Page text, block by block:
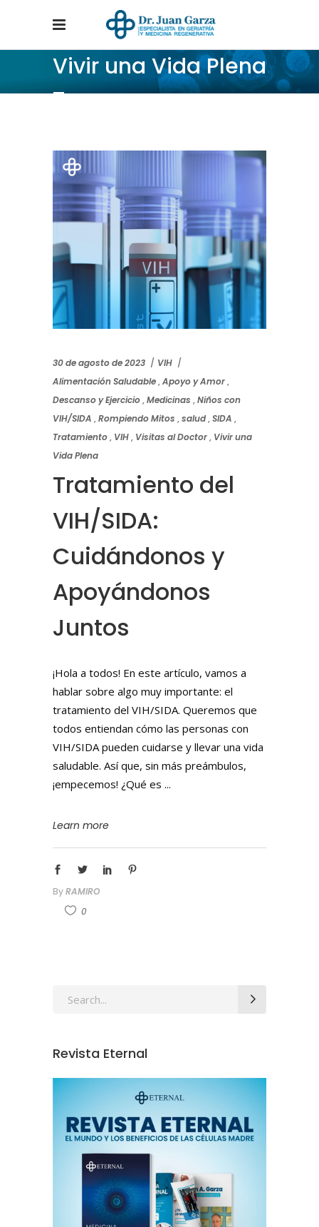
Vivir una Vida Plena
Tag
30 de agosto de 2023
VIH
Alimentación Saludable,Apoyo y Amor,
Descanso y Ejercicio,Medicinas ,Niños con
VIH/SIDA ,Rompiendo Mitos ,salud,SIDA ,
Tratamiento, VIH, Visitas al Doctor, Vivir una
Vida Plena
Tratamiento del
VIH/SIDA:
Cuidándonos y
Apoyándonos
Juntos
¡Hola a todos! En este artículo, vamos a
hablar sobre algo muy importante: el
tratamiento del VIH/SIDA. Queremos que
todos entiendan cómo las personas con
VIH/SIDA pueden cuidarse y llevar una vida
saludable. Así que, sin más preámbulos,
¡empecemos! ¿Qué es
Learn more
ByRAMIRO
0
Revista Eternal